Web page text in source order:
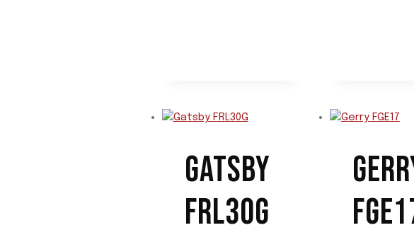
elegir
la
página
de
producto
página
producto
GATSBY
FRL30G